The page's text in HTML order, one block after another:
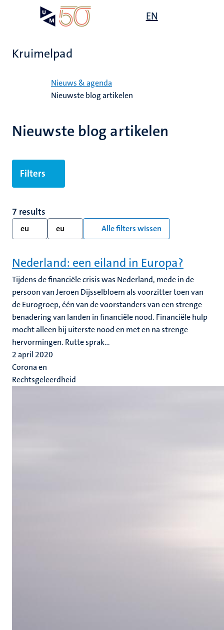
inhoud
EN
Kruimelpad
Nieuws & agenda
Nieuwste blog artikelen
Nieuwste blog artikelen
Filters
7 results
eu eu Alle filters wissen
Nederland: een eiland in Europa?
Tijdens de financiële crisis was Nederland, mede in de
persoon van Jeroen Dijsselbloem als voorzitter toen van
de Eurogroep, één van de voorstanders van een strenge
benadering van landen in financiële nood. Financiële hulp
mocht alleen bij uiterste nood en met en na strenge
hervormingen. Rutte sprak...
2 april 2020
Corona en
Rechtsgeleerdheid